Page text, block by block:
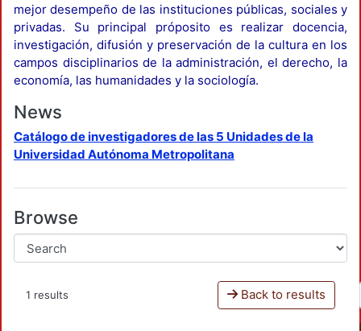
mejor desempeño de las instituciones públicas, sociales y
privadas. Su principal próposito es realizar docencia,
investigación, difusión y preservación de la cultura en los
campos disciplinarios de la administración, el derecho, la
economía, las humanidades y la sociología.
News
Catálogo de investigadores de las 5 Unidades de la
Universidad Autónoma Metropolitana
Browse
1 results Back to results